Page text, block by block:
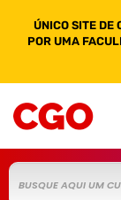
ÚNICO SITE DE
POR UMA